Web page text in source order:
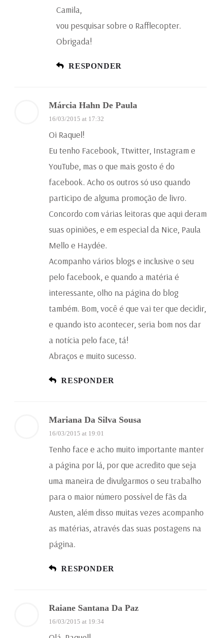
Camila,
vou pesquisar sobre o Rafflecopter.
Obrigada!
RESPONDER
Márcia Hahn De Paula
16/03/2015 at 17:32
Oi Raquel!
Eu tenho Facebook, Ttwitter, Instagram e
YouTube, mas o que mais gosto é do
facebook. Acho os outros só uso quando
participo de alguma promoção de livro.
Concordo com várias leitoras que aqui deram
suas opiniões, e em especial da Nice, Paula
Mello e Haydée.
Acompanho vários blogs e inclusive o seu
pelo facebook, e quando a matéria é
interessante, olho na página do blog
também. Bom, você é que vai ter que decidir,
e quando isto acontecer, seria bom nos dar
a notícia pelo face, tá!
Abraços e muito sucesso.
RESPONDER
Mariana Da Silva Sousa
16/03/2015 at 19:01
Tenho face e acho muito importante manter
a página por lá, por que acredito que seja
uma maneira de divulgarmos o seu trabalho
para o maior número possível de fãs da
Austen, além disso muitas vezes acompanho
as matérias, através das suas postagens na
página.
RESPONDER
Raiane Santana Da Paz
16/03/2015 at 19:34